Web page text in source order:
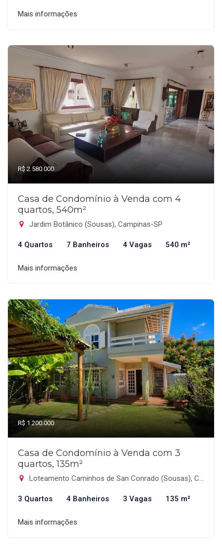
Mais informações
R$ 2.580.000
Casa de Condomínio à Venda com 4
quartos, 540m²
Jardim Botânico (Sousas), Campinas-SP
4 Quartos 7 Banheiros 4 Vagas 540 m²
Mais informações
R$ 1.200.000
Casa de Condomínio à Venda com 3
quartos, 135m²
Loteamento Caminhos de San Conrado (Sousas), Campinas-SP
3 Quartos 4 Banheiros 3 Vagas 135 m²
Mais informações